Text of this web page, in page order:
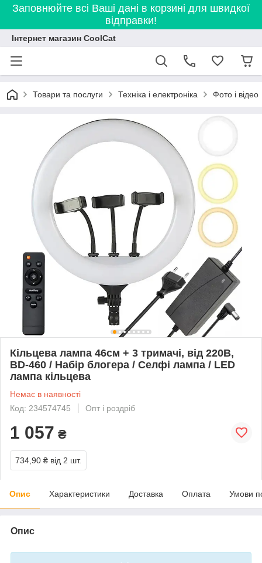
Заповнюйте всі Ваші дані в корзині для швидкої
відправки!
Інтернет магазин CoolCat
Товари та послуги Техніка і електроніка Фото і відео
Кільцева лампа 46см + 3 тримачі, від 220В,
BD-460 / Набір блогера / Селфі лампа / LED
лампа кільцева
Немає в наявності
Код: 234574745
Опт і роздріб
1 057 ₴
734,90 ₴ від 2 шт.
Опис Характеристики Доставка Оплата Умови
Опис